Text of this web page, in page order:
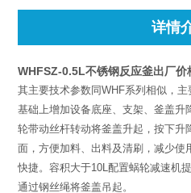
详情
WHFSZ-0.5L不锈钢反应釜出厂价
其主要技术参数同WHF系列相似，
基础上增加设备底座、支架、釜盖升
轮带动丝杆转动将釜盖升起，按下升
面，方便加料、出料及清刷，减少使
快捷。容积大于10L配置蜗轮减速机
通过钢丝绳将釜盖吊起。